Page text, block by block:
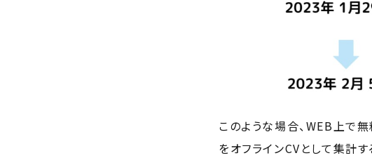
このような場合、WEB上で
をオフラインCVとして集計す